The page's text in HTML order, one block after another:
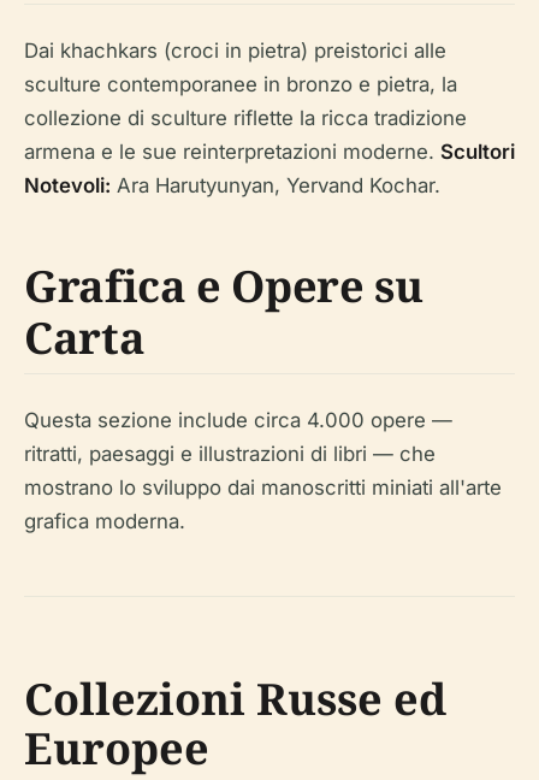
Dai khachkars (croci in pietra) preistorici alle
sculture contemporanee in bronzo e pietra, la
collezione di sculture riflette la ricca tradizione
armena e le sue reinterpretazioni moderne. Scultori
Notevoli: Ara Harutyunyan, Yervand Kochar.
Grafica e Opere su
Carta
Questa sezione include circa 4.000 opere —
ritratti, paesaggi e illustrazioni di libri — che
mostrano lo sviluppo dai manoscritti miniati all'arte
grafica moderna.
Collezioni Russe ed
Europee